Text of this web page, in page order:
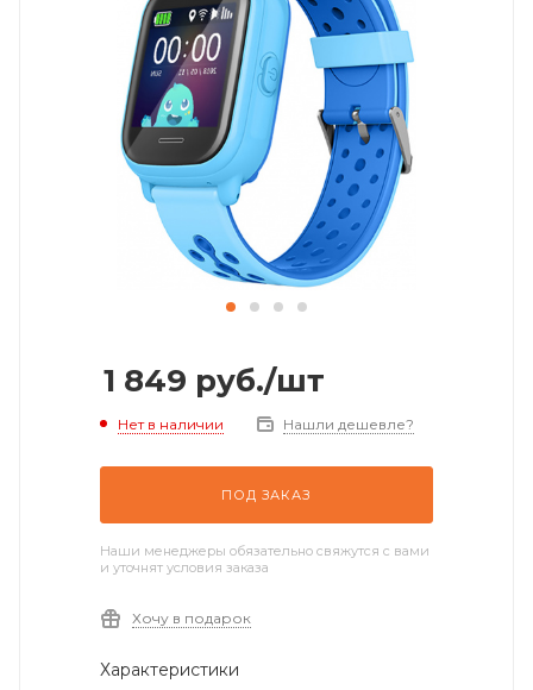
1 849 руб./шт
Нет в наличии Нашли дешевле?
ПОД ЗАКАЗ
Наши менеджеры обязательно свяжутся с вами
и уточнят условия заказа
Хочу в подарок
Характеристики